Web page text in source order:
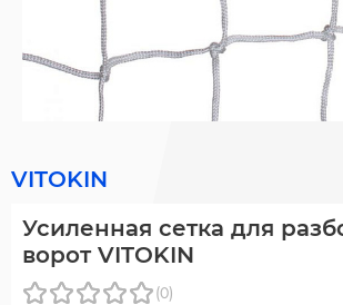
VITOKIN
Усиленная сетка для
ворот VITOKIN
(0)